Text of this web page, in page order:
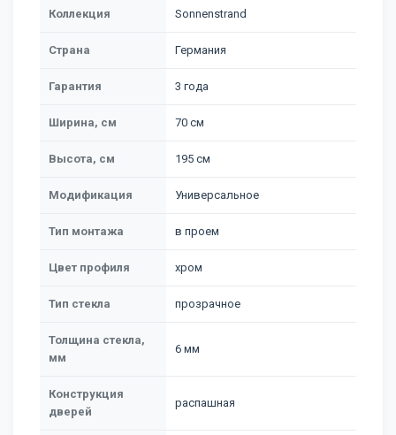
Коллекция Sonnenstrand
Страна Германия
Гарантия 3 года
Ширина, см 70 см
Высота, см 195 см
Модификация Универсальное
Тип монтажа в проем
Цвет профиля хром
Тип стекла прозрачное
Толщина стекла,
мм
6 мм
Конструкция
дверей
распашная